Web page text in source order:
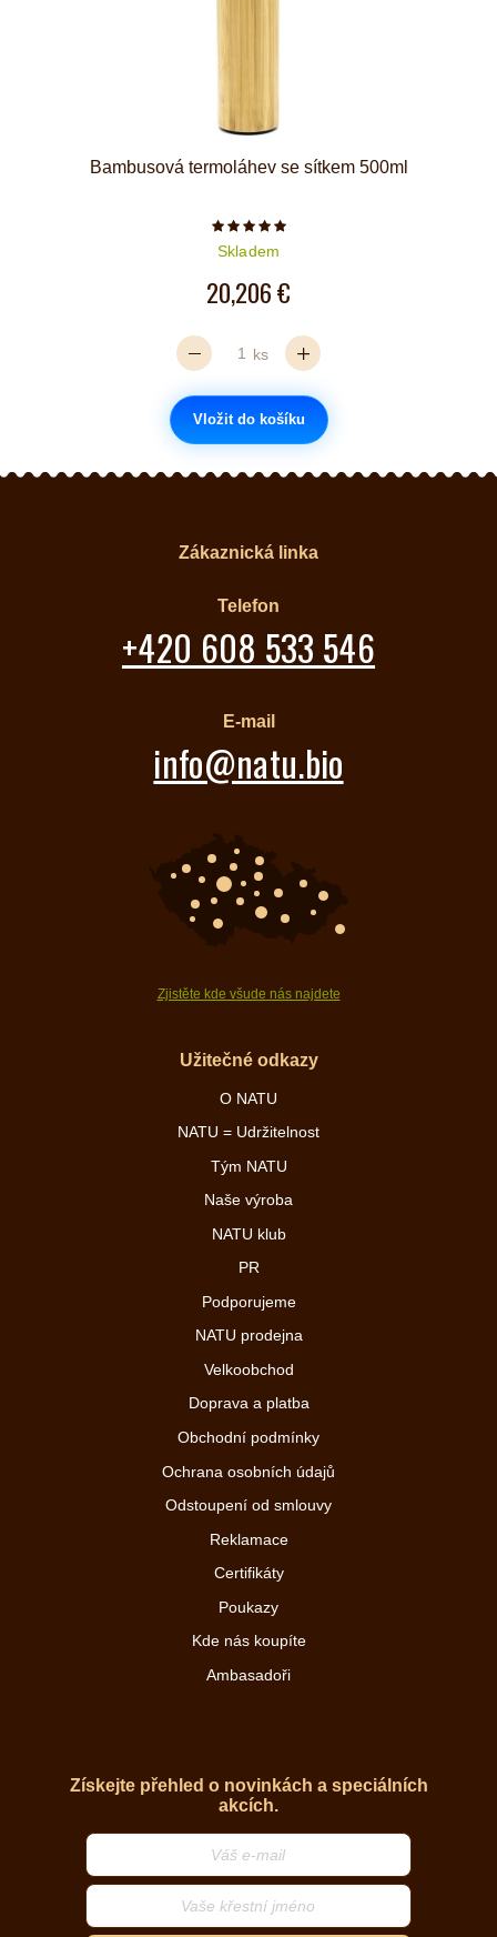
Bambusová termoláhev se sítkem 500ml
Počet hvězdiček je 5 z 5
Skladem
20,206 €
ks
Vložit do košíku
Zákaznická linka
Telefon
+420 608 533 546
E-mail
info@natu.bio
Zjistěte kde všude nás najdete
Užitečné odkazy
O NATU
NATU = Udržitelnost
Tým NATU
Naše výroba
NATU klub
PR
Podporujeme
NATU prodejna
Velkoobchod
Doprava a platba
Obchodní podmínky
Ochrana osobních údajů
Odstoupení od smlouvy
Reklamace
Certifikáty
Poukazy
Kde nás koupíte
Ambasadoři
Získejte přehled o novinkách a speciálních
akcích.